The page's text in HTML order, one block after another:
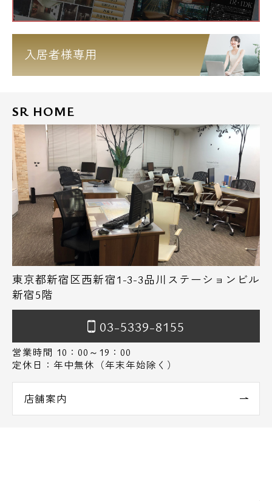
入居者様専用
SR HOME
東京都新宿区西新宿1-3-3品川ステーションビル
新宿5階
03-5339-8155
営業時間 10：00～19：00
定休日：年中無休（年末年始除く）
店舗案内